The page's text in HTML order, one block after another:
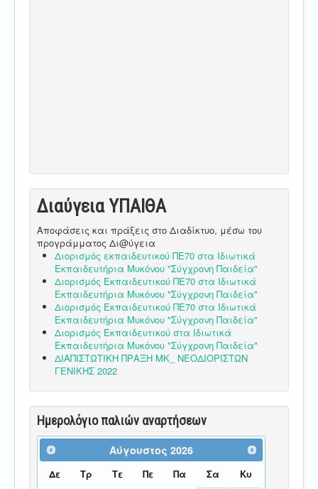
Διαύγεια ΥΠΑΙΘA
Αποφάσεις και πράξεις στο Διαδίκτυο, μέσω του
προγράμματος Δι@ύγεια
Διορισμός εκπαιδευτικού ΠΕ70 στα Ιδιωτικά
Εκπαιδευτήρια Μυκόνου "Σύγχρονη Παιδεία"
Διορισμός Εκπαιδευτικού ΠΕ70 στα Ιδιωτικά
Εκπαιδευτήρια Μυκόνου "Σύγχρονη Παιδεία"
Διορισμός Εκπαιδευτικού ΠΕ70 στα Ιδιωτικά
Εκπαιδευτήρια Μυκόνου "Σύγχρονη Παιδεία"
Διορισμός Εκπαιδευτικού στα Ιδιωτικά
Εκπαιδευτήρια Μυκόνου "Σύγχρονη Παιδεία"
ΔΙΑΠΙΣΤΩΤΙΚΗ ΠΡΑΞΗ ΜΚ_ ΝΕΟΔΙΟΡΙΣΤΩΝ
ΓΕΝΙΚΗΣ 2022
Ημερολόγιο παλιών αναρτήσεων
Αύγουστος 2026
Δε Τρ Τε Πε Πα Σα Κυ